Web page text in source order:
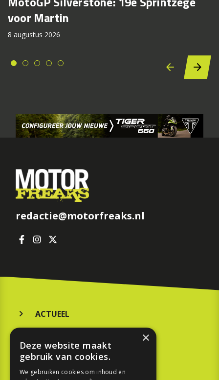
voor Martin
8 augustus 2026
redactie@motorfreaks.nl
ACTUEEL
KOOPGIDS
TESTEN
×
Deze website maakt
gebruik van cookies.
We gebruiken cookies om inhoud en